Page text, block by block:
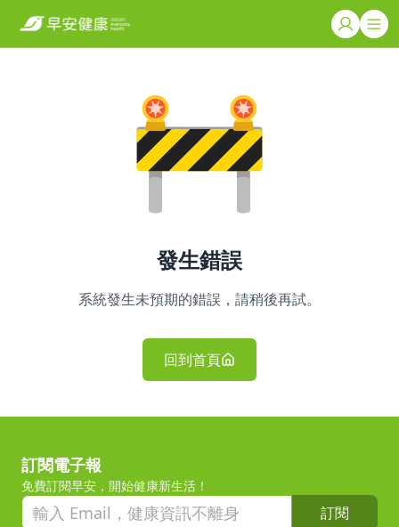
發生錯誤
系統發生未預期的錯誤，請稍後再試。
回到首頁
訂閱電子報
免費訂閱早安，開始健康新生活！
訂閱